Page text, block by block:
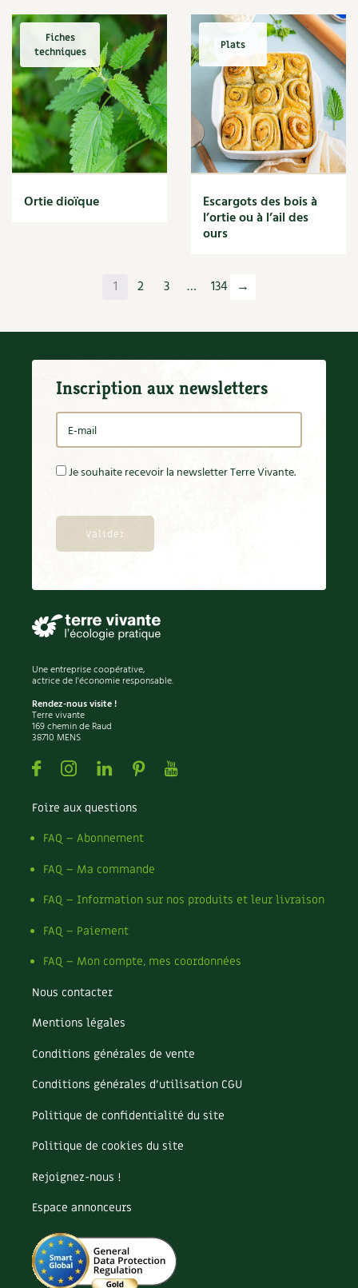
Nourriture
Nuisibles
Numérique
Nutriments
Observation
Œuf
Oignon
Oiseaux
Olivier
Optimiser l'espace
Paille
Panais
Parasite
Partenariat
Participatif
Patate douce
Pelouse
Permaculture
Pesticides
Petits pois
Piment
Pissenlit
Pizza
Plantes
Plantes d'extérieur
Plantes d'intérieur
Plantes médicinales
Plantes sauvages
Plants
Plastique
Poireau
Pollinisation
Pollution
Pomme
Potager
Potager en lasagnes
Poules
Prairie fleurie
Purin
Recette
Récup'
Réparation
Reproduction
Restauration
Rocaille
Ronce (ou mûre de jardin)
Roquette
Fiches
techniques
Ortie dioïque
Plats
Escargots des bois à
l’ortie ou à l’ail des
ours
1 2 3 … 134 →
Inscription aux newsletters
Je souhaite recevoir la newsletter Terre Vivante.
Une entreprise coopérative,
actrice de l'économie responsable.
Rendez-nous visite !
Terre vivante
169 chemin de Raud
38710 MENS
FacebookInstagramLinkedin
PinterestYoutube
Foire aux questions
FAQ – Abonnement
FAQ – Ma commande
FAQ – Information sur nos produits et leur livraison
FAQ – Paiement
FAQ – Mon compte, mes coordonnées
Nous contacter
Mentions légales
Conditions générales de vente
Conditions générales d’utilisation CGU
Politique de confidentialité du site
Politique de cookies du site
Rejoignez-nous !
Espace annonceurs